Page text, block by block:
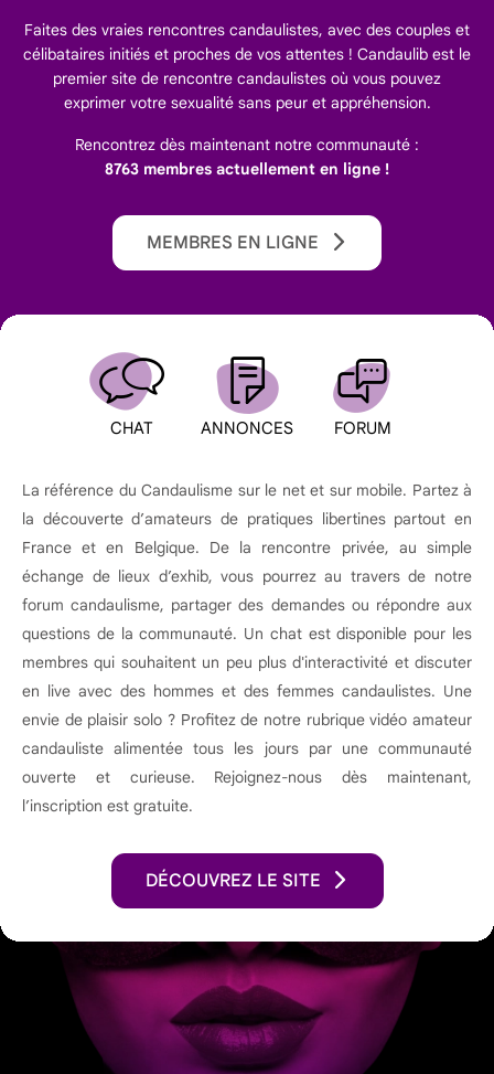
Faites des vraies rencontres candaulistes, avec des couples et
célibataires initiés et proches de vos attentes ! Candaulib est le
premier site de rencontre candaulistes où vous pouvez
exprimer votre sexualité sans peur et appréhension.
Rencontrez dès maintenant notre communauté :
8763 membres actuellement en ligne !
MEMBRES EN LIGNE
CHAT ANNONCES FORUM
La référence du Candaulisme sur le net et sur mobile. Partez à
la découverte d’amateurs de pratiques libertines partout en
France et en Belgique. De la rencontre privée, au simple
échange de lieux d’exhib, vous pourrez au travers de notre
forum candaulisme, partager des demandes ou répondre aux
questions de la communauté. Un chat est disponible pour les
membres qui souhaitent un peu plus d'interactivité et discuter
en live avec des hommes et des femmes candaulistes. Une
envie de plaisir solo ? Profitez de notre rubrique vidéo amateur
candauliste alimentée tous les jours par une communauté
ouverte et curieuse. Rejoignez-nous dès maintenant,
l’inscription est gratuite.
DÉCOUVREZ LE SITE